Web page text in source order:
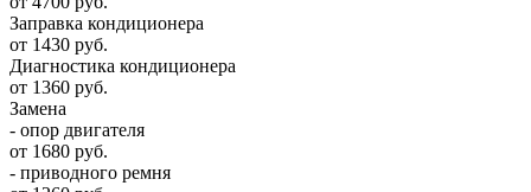
Заправка кондиционера
от 1430 руб.
Диагностика кондиционера
от 1360 руб.
Замена
- опор двигателя
от 1680 руб.
- приводного ремня